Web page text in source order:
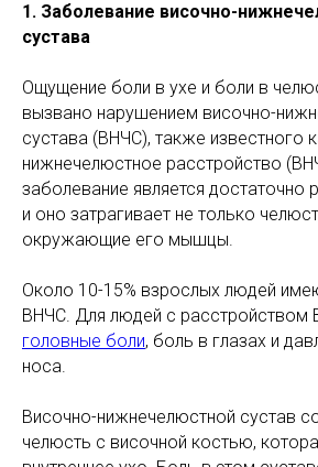
1. Заболевание височно-
сустава
Ощущение боли в ухе и боли в
вызвано нарушением височно-
сустава (ВНЧС), также известного
нижнечелюстное расстройство
заболевание является достаточно
и оно затрагивает не только
окружающие его мышцы.
Около 10-15% взрослых людей
ВНЧС. Для людей с расстройством
головные боли, боль в глазах и
носа.
Височно-нижнечелюстной сустав
челюсть с височной костью,